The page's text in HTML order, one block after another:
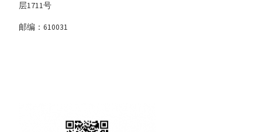
层1711号
邮编：610031